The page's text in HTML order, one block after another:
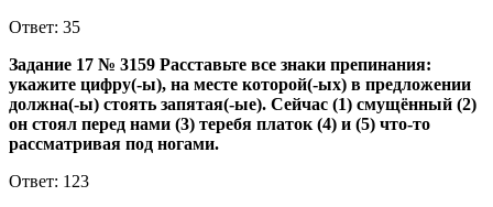
Ответ: 35
Задание 17 № 3159 Расставьте все знаки препинания:
укажите цифру(-ы), на месте которой(-ых) в предложении
должна(-ы) стоять запятая(-ые). Сейчас (1) смущённый (2)
он стоял перед нами (3) теребя платок (4) и (5) что-то
рассматривая под ногами.
Ответ: 123